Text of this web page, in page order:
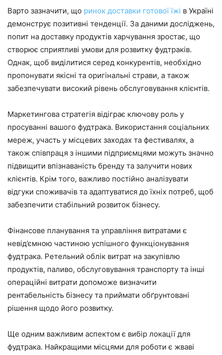
Варто зазначити, що ринок доставки готової їжі в Україні
демонструє позитивні тенденції. За даними досліджень,
попит на доставку продуктів харчування зростає, що
створює сприятливі умови для розвитку фудтраків.
Однак, щоб виділитися серед конкурентів, необхідно
пропонувати якісні та оригінальні страви, а також
забезпечувати високий рівень обслуговування клієнтів.​
Маркетингова стратегія відіграє ключову роль у
просуванні вашого фудтрака. Використання соціальних
мереж, участь у місцевих заходах та фестивалях, а
також співпраця з іншими підприємцями можуть значно
підвищити впізнаваність бренду та залучити нових
клієнтів. Крім того, важливо постійно аналізувати
відгуки споживачів та адаптуватися до їхніх потреб, щоб
забезпечити стабільний розвиток бізнесу.​
Фінансове планування та управління витратами є
невід’ємною частиною успішного функціонування
фудтрака. Ретельний облік витрат на закупівлю
продуктів, паливо, обслуговування транспорту та інші
операційні витрати допоможе визначити
рентабельність бізнесу та приймати обґрунтовані
рішення щодо його розвитку.​
Ще одним важливим аспектом є вибір локації для
фудтрака. Найкращими місцями для роботи є жваві